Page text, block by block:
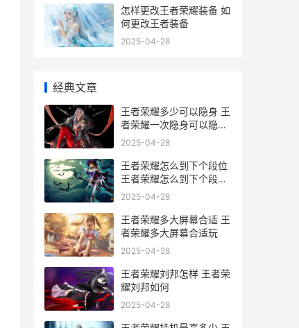
怎样更改王者荣耀装备 如
何更改王者装备
2025-04-28
经典文章
王者荣耀多少可以隐身 王
者荣耀一次隐身可以隐身
多久
2025-04-28
王者荣耀怎么到下个段位
王者荣耀怎么到下个段位
了
2025-04-28
王者荣耀多大屏幕合适 王
者荣耀多大屏幕合适玩
2025-04-28
王者荣耀刘邦怎样 王者荣
耀刘邦如何
2025-04-28